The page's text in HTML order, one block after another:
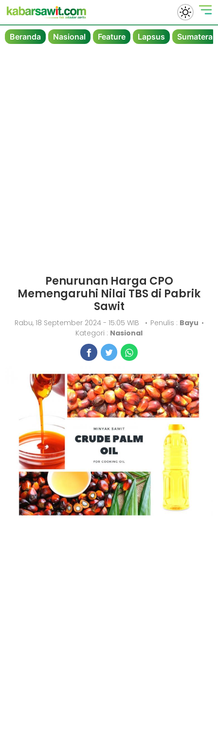
Beranda Nasional Feature Lapsus Sumatera
Penurunan Harga CPO
Memengaruhi Nilai TBS di Pabrik
Sawit
Rabu, 18 September 2024 - 15:05 WIB • Penulis : Bayu •
Kategori : Nasional